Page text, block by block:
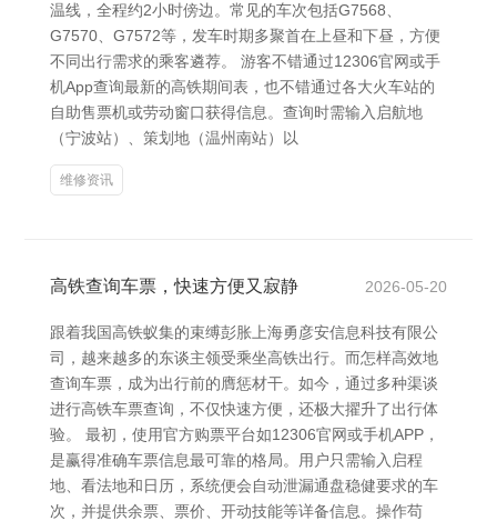
温线，全程约2小时傍边。常见的车次包括G7568、
G7570、G7572等，发车时期多聚首在上昼和下昼，方便
不同出行需求的乘客遴荐。 游客不错通过12306官网或手
机App查询最新的高铁期间表，也不错通过各大火车站的
自助售票机或劳动窗口获得信息。查询时需输入启航地
（宁波站）、策划地（温州南站）以
维修资讯
高铁查询车票，快速方便又寂静 2026-05-20
跟着我国高铁蚁集的束缚彭胀上海勇彦安信息科技有限公
司，越来越多的东谈主领受乘坐高铁出行。而怎样高效地
查询车票，成为出行前的膺惩材干。如今，通过多种渠谈
进行高铁车票查询，不仅快速方便，还极大擢升了出行体
验。 最初，使用官方购票平台如12306官网或手机APP，
是赢得准确车票信息最可靠的格局。用户只需输入启程
地、看法地和日历，系统便会自动泄漏通盘稳健要求的车
次，并提供余票、票价、开动技能等详备信息。操作苟